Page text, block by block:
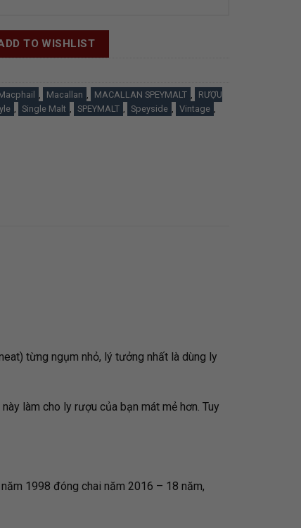
TO WISHLIST
Macallan MACALLAN SPEYMALT
RƯỢU
Single Malt SPEYMALT Speyside Vintage
từng ngụm nhỏ, lý tưởng nhất là dùng ly
làm cho ly rượu của bạn mát mẻ hơn. Tuy
1998 đóng chai năm 2016 – 18 năm,